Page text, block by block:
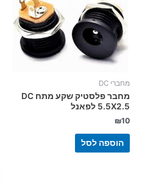
מחברי DC
מחבר פלסטיק שקע מתח DC
5.5X2.5 לפאנל
₪10
הוספה לסל